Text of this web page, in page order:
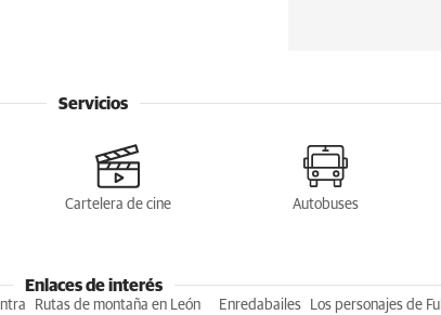
Servicios
Cartelera de cine Autobuses
Enlaces de interés
Rutas de montaña en León Enredabailes Los personajes de Ful